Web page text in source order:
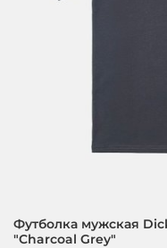
Футболка мужская
"Charcoal Grey"